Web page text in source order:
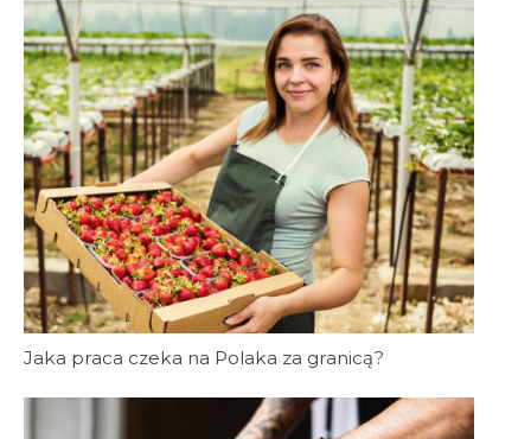
Jaka praca czeka na Polaka za granicą?